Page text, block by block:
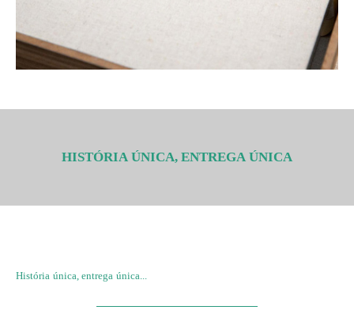
HISTÓRIA ÚNICA, ENTREGA ÚNICA
História única, entrega única...